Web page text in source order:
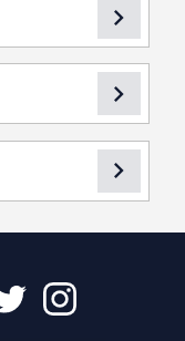
chevron_right
chevron_right
chevron_right